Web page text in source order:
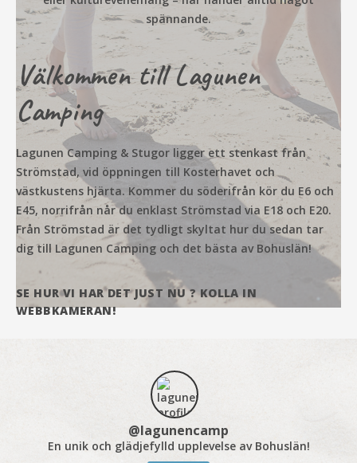
eller kulturevenemang – här händer alltid något
spännande.
Välkommen till Lagunen
Camping
Lagunen Camping & Stugor ligger ett stenkast från
Strömstad, vid öppningen till Kosterhavet och
västkustens hjärta. Kommer du söderifrån kör du E6 och
E45, norrifrån når du enklast Strömstad via E18 och E20.
Från Strömstad är det tydligt skyltat hur du sedan tar
dig till Lagunen Camping och det bästa av Bohuslän!
SE HUR VI HAR DET JUST NU ? KOLLA IN
WEBBKAMERAN!
@lagunencamp
En unik och glädjefylld upplevelse av Bohuslän!